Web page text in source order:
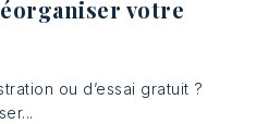
votre
ou d’essai gratuit ?